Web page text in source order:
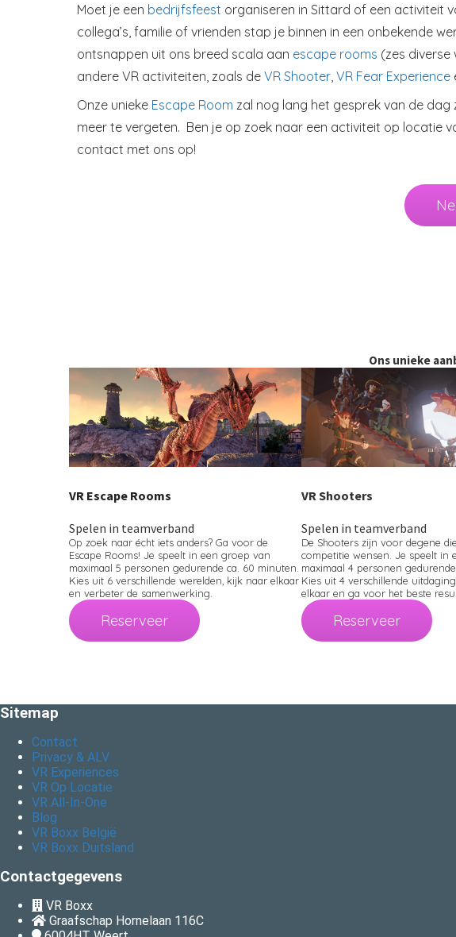
Moet je een bedrijfsfeest organiseren in Sittard of een activiteit
collega’s, familie of vrienden stap je binnen in een onbekende
ontsnappen uit ons breed scala aan escape rooms (zes
andere VR activiteiten, zoals de VR Shooter VR Fear Experience
Onze unieke Escape Room zal nog lang het gesprek van de dag
meer te vergeten. Ben je op zoek naar een activiteit op locatie
contact met ons op!
Ons unieke
VR Escape Rooms
Spelen in teamverband
Op zoek naar écht iets anders? Ga voor de
Escape Rooms! Je speelt in een groep van
maximaal 5 personen gedurende ca. 60 minuten.
Kies uit 6 verschillende werelden, kijk naar elkaar
en verbeter de samenwerking.
Reserveer
VR Shooters
Spelen in teamverband
De Shooters zijn voor degene
competitie wensen. Je speelt in
maximaal 4 personen gedurende
Kies uit 4 verschillende
elkaar en ga voor het beste
Reserveer
Sitemap
Contact
Privacy & ALV
VR Experiences
VR Op Locatie
VR All-In-One
Blog
VR Boxx België
VR Boxx Duitsland
Contactgegevens
VR Boxx
Graafschap Hornelaan 116C